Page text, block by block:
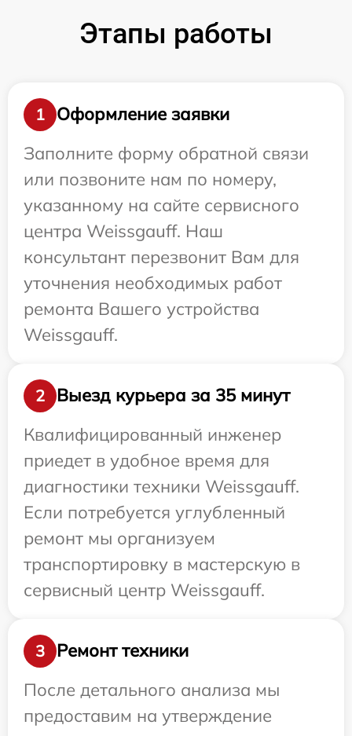
Этапы работы
1
Оформление заявки
Заполните форму обратной связи
или позвоните нам по номеру,
указанному на сайте сервисного
центра Weissgauff. Наш
консультант перезвонит Вам для
уточнения необходимых работ
ремонта Вашего устройства
Weissgauff.
2
Выезд курьера за 35 минут
Квалифицированный инженер
приедет в удобное время для
диагностики техники Weissgauff.
Если потребуется углубленный
ремонт мы организуем
транспортировку в мастерскую в
сервисный центр Weissgauff.
3
Ремонт техники
После детального анализа мы
предоставим на утверждение